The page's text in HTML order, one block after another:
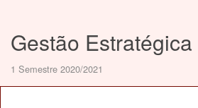
Gestão Estratégica
1 Semestre 2020/2021